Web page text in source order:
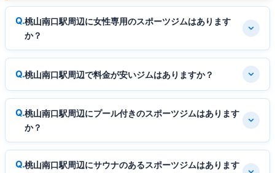
桃山南口駅周辺に女性専用のスポーツジムはあります
か？
桃山南口駅周辺で料金が安いジムはありますか？
桃山南口駅周辺にプール付きのスポーツジムはあります
か？
桃山南口駅周辺にサウナのあるスポーツジムはあります